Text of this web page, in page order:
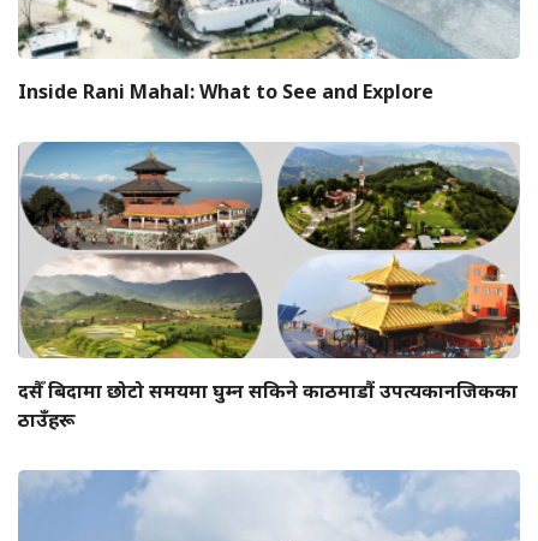
Inside Rani Mahal: What to See and Explore
दसैँ बिदामा छोटो समयमा घुम्न सकिने काठमाडौं उपत्यकानजिकका
ठाउँहरू